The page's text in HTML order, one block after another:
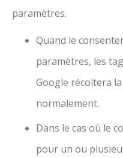
paramètres.
Quand le
paramètres, les
Google récoltera
normalement.
Dans le cas où le
pour un ou